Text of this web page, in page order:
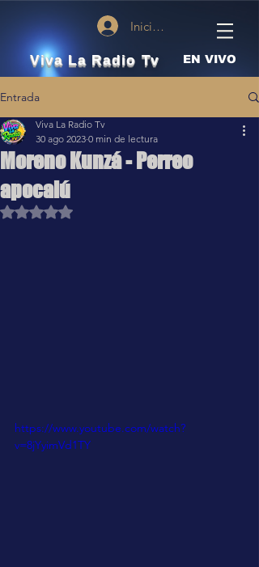
Iniciar sesión
Viva La Radio Tv EN VIVO
Entrada
Moreno Kunzá - Perreo
apocalú
Viva La Radio Tv
30 ago 2023 0 min de lectura
Obtuvo NaN de 5 estrellas.
https://www.youtube.com/watch?
v=8jYyimVd1TY